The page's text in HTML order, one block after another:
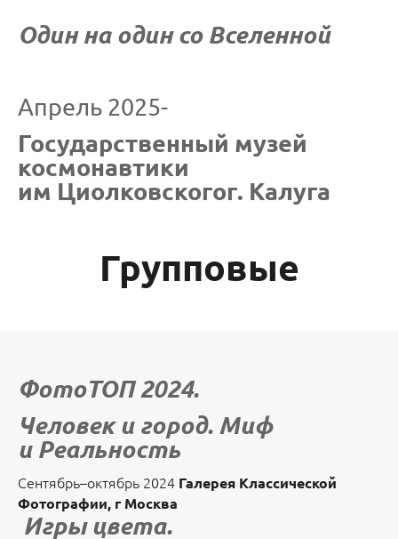
Один на один со Вселенной
Апрель 2025-
Государственный музей
космонавтики
им Циолковскогог. Калуга
Групповые
ФотоТОП 2024.
Человек и город. Миф
и Реальность
Сентябрь–октябрь 2024 Галерея Классической
Фотографии, г Москва
Игры цвета.